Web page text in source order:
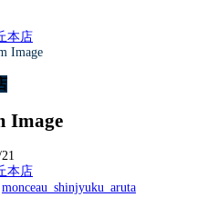
本店
Image
Image
本店
monceau_shinjyuku_aruta